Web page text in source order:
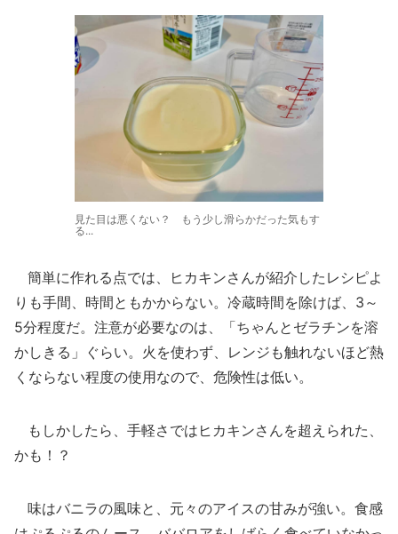
見た目は悪くない？ もう少し滑らかだった気もす
る...
簡単に作れる点では、ヒカキンさんが紹介したレシピよ
りも手間、時間ともかからない。冷蔵時間を除けば、3～
5分程度だ。注意が必要なのは、「ちゃんとゼラチンを溶
かしきる」ぐらい。火を使わず、レンジも触れないほど熱
くならない程度の使用なので、危険性は低い。
もしかしたら、手軽さではヒカキンさんを超えられた、
かも！？
味はバニラの風味と、元々のアイスの甘みが強い。食感